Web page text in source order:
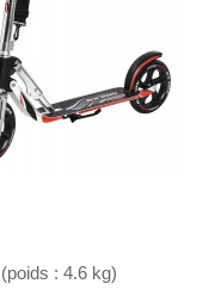
: 4.6 kg)